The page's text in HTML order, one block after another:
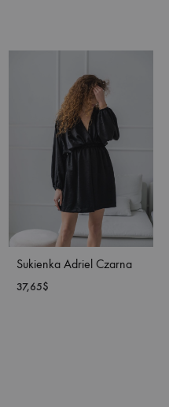
Sukienka Adriel Czarna
37,65$